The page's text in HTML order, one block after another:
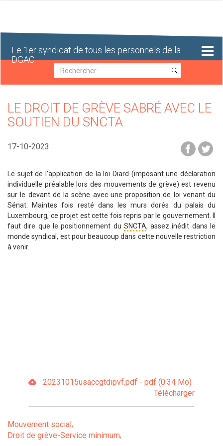
Le 1er syndicat de tous les personnels de la
DGAC
Recherche
Recherche
LE DROIT DE GRÈVE SABRÉ AVEC LE
SOUTIEN DU SNCTA
17-10-2023
Le sujet de l’application de la loi Diard (imposant une déclaration
individuelle préalable lors des mouvements de grève) est revenu
sur le devant de la scène avec une proposition de loi venant du
Sénat. Maintes fois resté dans les murs dorés du palais du
Luxembourg, ce projet est cette fois repris par le gouvernement. Il
faut dire que le positionnement du SNCTA, assez inédit dans le
monde syndical, est pour beaucoup dans cette nouvelle restriction
à venir.
20231015usaccgtdipvf.pdf - pdf (0.34 Mo)
Télécharger
Mouvement social
Droit de grève-Service minimum